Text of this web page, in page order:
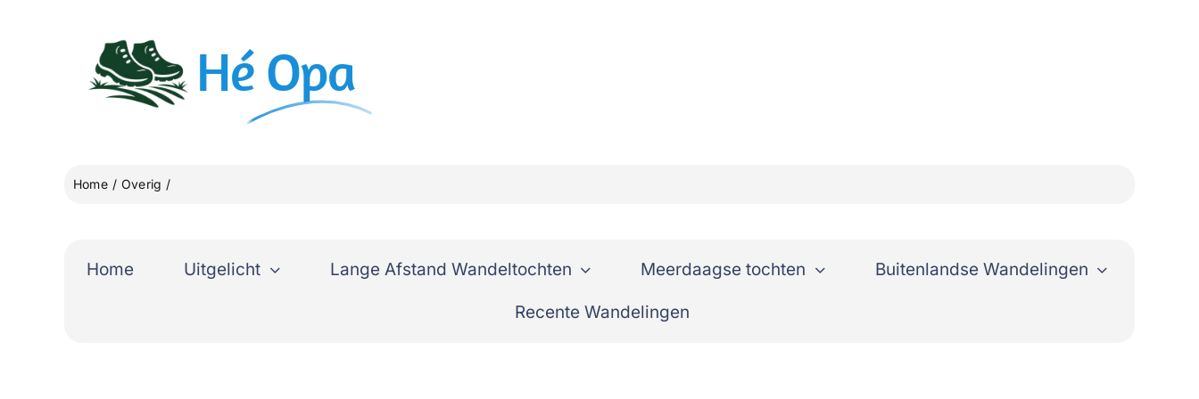
Hé Opa
Home Overig
Home Uitgelicht Lange Afstand Wandeltochten Meerdaagse tochten Buitenlandse Wandelingen
Recente Wandelingen